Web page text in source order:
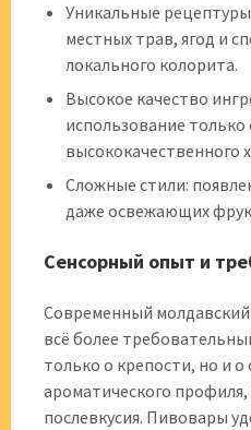
Уникальные
местных трав, ягод и
локального колорита.
Высокое качество
использование
высококачественного
Сложные стили:
даже освежающих
Сенсорный опыт и
Современный
всё более
только о крепости, но и о
ароматического профиля,
послевкусия. Пивовары